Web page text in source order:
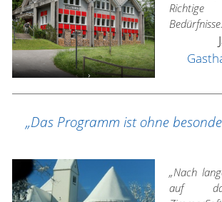
„Das Programm ist ohne
„Nach
auf